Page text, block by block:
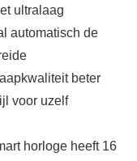
ultralaag
automatisch de
beter
voor uzelf
horloge heeft 16